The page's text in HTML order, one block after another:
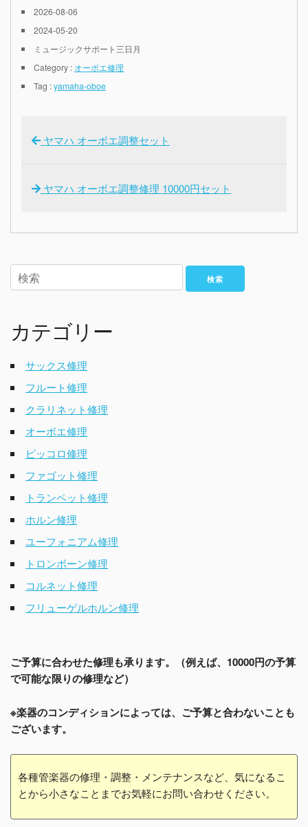
2026-08-06
2024-05-20
ミュージックサポート三日月
Category : オーボエ修理
Tag :yamaha-oboe
ヤマハ オーボエ調整セット
ヤマハ オーボエ調整修理 10000円セット
検索
カテゴリー
サックス修理
フルート修理
クラリネット修理
オーボエ修理
ピッコロ修理
ファゴット修理
トランペット修理
ホルン修理
ユーフォニアム修理
トロンボーン修理
コルネット修理
フリューゲルホルン修理
ご予算に合わせた修理も承ります。（例えば、10000円の予算
で可能な限りの修理など）
※楽器のコンディションによっては、ご予算と合わないことも
ございます。
各種管楽器の修理・調整・メンテナンスなど、気になるこ
とから小さなことまでお気軽にお問い合わせください。